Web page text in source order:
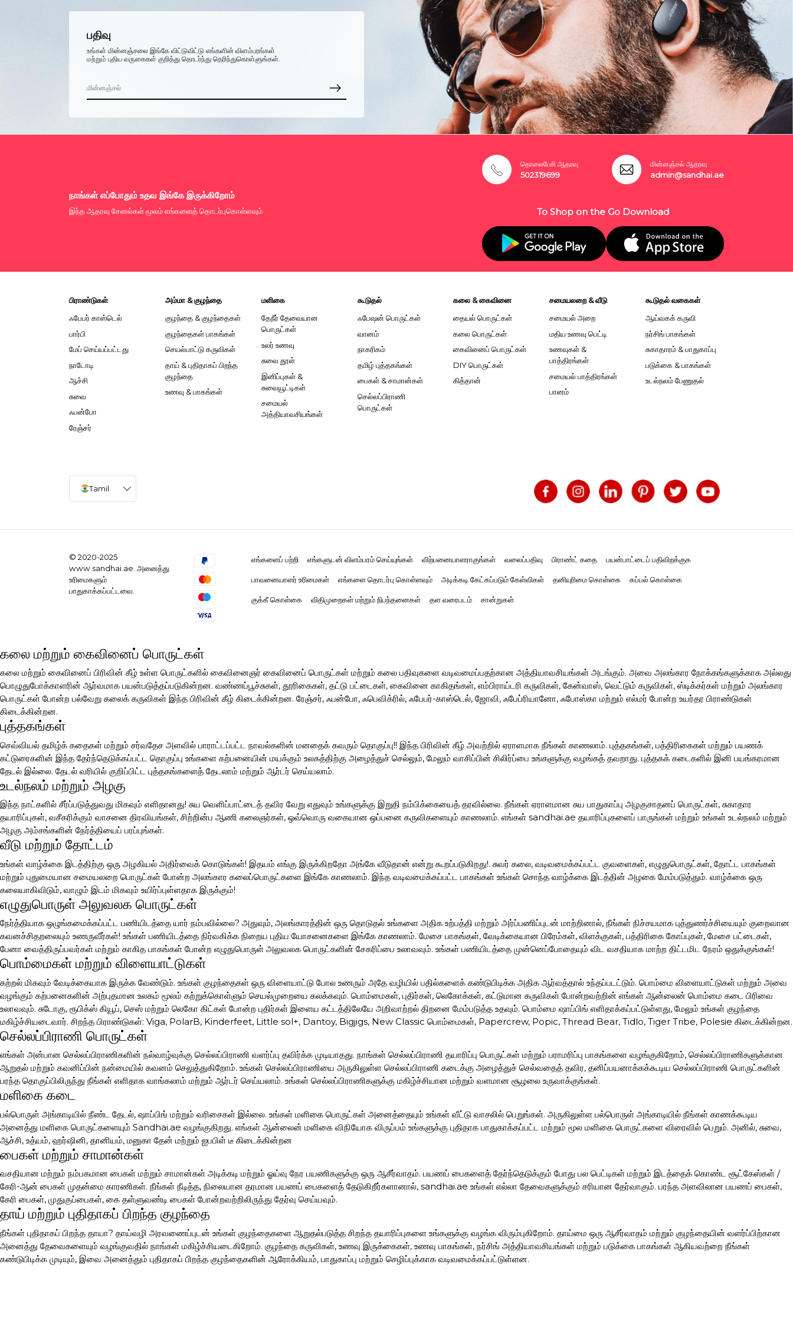
பதிவு
உங்கள் மின்னஞ்சலை இங்கே விட்டுவிட்டு எங்களின் விளம்பரங்கள்
மற்றும் புதிய வருகைகள் குறித்து தொடர்ந்து தெரிந்துகொள்ளுங்கள்.
நாங்கள் எப்போதும் உதவ இங்கே இருக்கிறோம்
இந்த ஆதரவு சேனல்கள் மூலம் எங்களைத் தொடர்புகொள்ளவும்
தொலைபேசி ஆதரவு
502319699
மின்னஞ்சல் ஆதரவு
admin@sandhai.ae
To Shop on the Go Download
பிராண்டுகள்
ஃபேபர் காஸ்டெல்
பார்பி
மேப் செய்யப்பட்டது
நாடோடி
ஆச்சி
சுவை
ஃபன்போ
ரேஞ்சர்
அம்மா & குழந்தை
குழந்தை & குழந்தைகள்
குழந்தைகள் பாகங்கள்
செயல்பாட்டு கருவிகள்
தாய் & புதிதாகப் பிறந்த
குழந்தை
உணவு & பாகங்கள்
மளிகை
தேநீர் தேவையான
பொருட்கள்
உலர் உணவு
சுவை தூள்
இனிப்புகள் &
சுவையூட்டிகள்
சமையல்
அத்தியாவசியங்கள்
கூடுதல்
ஃபேஷன் பொருட்கள்
வானம்
நாகரிகம்
தமிழ் புத்தகங்கள்
பைகள் & சாமான்கள்
செல்லப்பிராணி
பொருட்கள்
கலை & கைவினை
தையல் பொருட்கள்
கலை பொருட்கள்
கைவினைப் பொருட்கள்
DIY பொருட்கள்
கித்தான்
சமையலறை & வீடு
சமையல் அறை
மதிய உணவு பெட்டி
உணவுகள் &
பாத்திரங்கள்
சமையல் பாத்திரங்கள்
பானம்
கூடுதல் வகைகள்
ஆய்வகக் கருவி
நர்சிங் பாகங்கள்
சுகாதாரம் & பாதுகாப்பு
படுக்கை & பாகங்கள்
உடல்நலம் பேணுதல்
Tamil
© 2020-2025
www.sandhai.ae. அனைத்து
உரிமைகளும்
பாதுகாக்கப்பட்டவை.
எங்களைப் பற்றி எங்களுடன் விளம்பரம் செய்யுங்கள் விற்பனையாளராகுங்கள் வலைப்பதிவு பிராண்ட் கதை பயன்பாட்டைப் பதிவிறக்குக
பாவனையாளர் உரிமைகள் எங்களை தொடர்பு கொள்ளவும் அடிக்கடி கேட்கப்படும் கேள்விகள் தனியுரிமை கொள்கை கப்பல் கொள்கை
குக்கீ கொள்கை விதிமுறைகள் மற்றும் நிபந்தனைகள் தள வரைபடம் சான்றுகள்
கலை மற்றும் கைவினைப் பொருட்கள்
கலை மற்றும் கைவினைப் பிரிவின் கீழ் உள்ள பொருட்களில் கைவினைஞர் கைவினைப் பொருட்கள் மற்றும் கலை பதிவுகளை வடிவமைப்பதற்கான அத்தியாவசியங்கள் அடங்கும். அவை அலங்கார நோக்கங்களுக்காக அல்லது
பொழுதுபோக்காளரின் ஆர்வமாக பயன்படுத்தப்படுகின்றன. வண்ணப்பூச்சுகள், தூரிகைகள், தட்டு பட்டைகள், கைவினை காகிதங்கள், எம்பிராய்டரி கருவிகள், கேன்வாஸ், வெட்டும் கருவிகள், ஸ்டிக்கர்கள் மற்றும் அலங்கார
பொருட்கள் போன்ற பல்வேறு கலைக் கருவிகள் இந்த பிரிவின் கீழ் கிடைக்கின்றன. ரேஞ்சர், ஃபன்போ, ஃபெவிக்ரில், ஃபேபர்-காஸ்டெல், ஜோவி, ஃபேப்ரியானோ, ஃபோஸ்கா மற்றும் எல்மர் போன்ற உயர்தர பிராண்டுகள்
கிடைக்கின்றன.
புத்தகங்கள்
செவ்வியல் தமிழ்க் கதைகள் மற்றும் சர்வதேச அளவில் பாராட்டப்பட்ட நாவல்களின் மனதைக் கவரும் தொகுப்பு!! இந்த பிரிவின் கீழ் அவற்றில் ஏராளமாக நீங்கள் காணலாம். புத்தகங்கள், பத்திரிகைகள் மற்றும் பயணக்
கட்டுரைகளின் இந்த தேர்ந்தெடுக்கப்பட்ட தொகுப்பு உங்களை கற்பனையின் மயக்கும் உலகத்திற்கு அழைத்துச் செல்லும், மேலும் வாசிப்பின் சிலிர்ப்பை உங்களுக்கு வழங்கத் தவறாது. புத்தகக் கடைகளில் இனி பயங்கரமான
தேடல் இல்லை. தேடல் வரியில் குறிப்பிட்ட புத்தகங்களைத் தேடலாம் மற்றும் ஆர்டர் செய்யலாம்.
உடல்நலம் மற்றும் அழகு
இந்த நாட்களில் சீர்ப்படுத்துவது மிகவும் எளிதானது! சுய வெளிப்பாட்டைத் தவிர வேறு எதுவும் உங்களுக்கு இறுதி நம்பிக்கையைத் தரவில்லை. நீங்கள் ஏராளமான சுய பாதுகாப்பு அழகுசாதனப் பொருட்கள், சுகாதார
தயாரிப்புகள், வசீகரிக்கும் வாசனை திரவியங்கள், சிற்றின்ப ஆணி கலைஞர்கள், ஒவ்வொரு வகையான ஒப்பனை கருவிகளையும் காணலாம். எங்கள் sandhai.ae தயாரிப்புகளைப் பாருங்கள் மற்றும் உங்கள் உடல்நலம் மற்றும்
அழகு அம்சங்களின் நேர்த்தியைப் பரப்புங்கள்.
வீடு மற்றும் தோட்டம்
உங்கள் வாழ்க்கை இடத்திற்கு ஒரு அழகியல் அதிர்வைக் கொடுங்கள்! இதயம் எங்கு இருக்கிறதோ அங்கே வீடுதான் என்று கூறப்படுகிறது!. சுவர் கலை, வடிவமைக்கப்பட்ட குவளைகள், எழுதுபொருட்கள், தோட்ட பாகங்கள்
மற்றும் புதுமையான சமையலறை பொருட்கள் போன்ற அலங்கார கலைப்பொருட்களை இங்கே காணலாம். இந்த வடிவமைக்கப்பட்ட பாகங்கள் உங்கள் சொந்த வாழ்க்கை இடத்தின் அழகை மேம்படுத்தும். வாழ்க்கை ஒரு
கலையாகிவிடும், வாழும் இடம் மிகவும் உயிர்ப்புள்ளதாக இருக்கும்!
எழுதுபொருள் அலுவலக பொருட்கள்
நேர்த்தியாக ஒழுங்கமைக்கப்பட்ட பணியிடத்தை யார் நம்பவில்லை? அதுவும், அலங்காரத்தின் ஒரு தொடுதல் உங்களை அதிக உற்பத்தி மற்றும் அர்ப்பணிப்புடன் மாற்றினால், நீங்கள் நிச்சயமாக புத்துணர்ச்சியையும் குறைவான
கவனச்சிதறலையும் உணருவீர்கள்! உங்கள் பணியிடத்தை நிர்வகிக்க நிறைய புதிய யோசனைகளை இங்கே காணலாம். மேசை பாகங்கள், வேடிக்கையான பிரேம்கள், விளக்குகள், பத்திரிகை கோப்புகள், மேசை பட்டைகள்,
பேனா வைத்திருப்பவர்கள் மற்றும் காகித பாகங்கள் போன்ற எழுதுபொருள் அலுவலக பொருட்களின் சேகரிப்பை உலாவவும். உங்கள் பணியிடத்தை முன்னெப்போதையும் விட வசதியாக மாற்ற திட்டமிட நேரம் ஒதுக்குங்கள்!
பொம்மைகள் மற்றும் விளையாட்டுகள்
கற்றல் மிகவும் வேடிக்கையாக இருக்க வேண்டும். உங்கள் குழந்தைகள் ஒரு விளையாட்டு போல உணரும் அதே வழியில் பதில்களைக் கண்டுபிடிக்க அதிக ஆர்வத்தால் உந்தப்படட்டும். பொம்மை விளையாட்டுகள் மற்றும் அவை
வழங்கும் கற்பனைகளின் அற்புதமான உலகம் மூலம் கற்றுக்கொள்ளும் செயல்முறையை கலக்கவும். பொம்மைகள், புதிர்கள், லெகோக்கள், கட்டுமான கருவிகள் போன்றவற்றின் எங்கள் ஆன்லைன் பொம்மை கடை பிரிவை
உலாவவும். சுடோகு, ரூபிக்ஸ் கியூப், செஸ் மற்றும் லெகோ கிட்கள் போன்ற புதிர்கள் இளைய கட்டத்திலேயே அறிவாற்றல் திறனை மேம்படுத்த உதவும். பொம்மை ஷாப்பிங் எளிதாக்கப்பட்டுள்ளது, மேலும் உங்கள் குழந்தை
மகிழ்ச்சியடைவார். சிறந்த பிராண்டுகள்: Viga, PolarB, Kinderfeet, Little sol+, Dantoy, Bigjigs, New Classic பொம்மைகள், Papercrew, Popic, Thread Bear, Tidlo, Tiger Tribe, Polesie கிடைக்கின்றன.
செல்லப்பிராணி பொருட்கள்
எங்கள் அன்பான செல்லப்பிராணிகளின் நல்வாழ்வுக்கு செல்லப்பிராணி வளர்ப்பு தவிர்க்க முடியாதது. நாங்கள் செல்லப்பிராணி தயாரிப்பு பொருட்கள் மற்றும் பராமரிப்பு பாகங்களை வழங்குகிறோம், செல்லப்பிராணிகளுக்கான
ஆறுதல் மற்றும் கவனிப்பின் நன்மையில் கவனம் செலுத்துகிறோம். உங்கள் செல்லப்பிராணியை அருகிலுள்ள செல்லப்பிராணி கடைக்கு அழைத்துச் செல்வதைத் தவிர, தனிப்பயனாக்கக்கூடிய செல்லப்பிராணி பொருட்களின்
பரந்த தொகுப்பிலிருந்து நீங்கள் எளிதாக வாங்கலாம் மற்றும் ஆர்டர் செய்யலாம். உங்கள் செல்லப்பிராணிகளுக்கு மகிழ்ச்சியான மற்றும் வளமான சூழலை உருவாக்குங்கள்.
மளிகை கடை
பல்பொருள் அங்காடியில் நீண்ட தேடல், ஷாப்பிங் மற்றும் வரிசைகள் இல்லை. உங்கள் மளிகை பொருட்கள் அனைத்தையும் உங்கள் வீட்டு வாசலில் பெறுங்கள். அருகிலுள்ள பல்பொருள் அங்காடியில் நீங்கள் காணக்கூடிய
அனைத்து மளிகை பொருட்களையும் Sandhai.ae வழங்குகிறது. எங்கள் ஆன்லைன் மளிகை விநியோக விருப்பம் உங்களுக்கு புதிதாக பாதுகாக்கப்பட்ட மற்றும் மூல மளிகை பொருட்களை விரைவில் பெறும். அனில், சுவை,
ஆச்சி, உத்யம், ஹர்ஷினி, தானியம், மனுகா தேன் மற்றும் ஐபபிள் டீ கிடைக்கின்றன
பைகள் மற்றும் சாமான்கள்
வசதியான மற்றும் நம்பகமான பைகள் மற்றும் சாமான்கள் அடிக்கடி மற்றும் ஓய்வு நேர பயணிகளுக்கு ஒரு ஆசீர்வாதம். பயணப் பைகளைத் தேர்ந்தெடுக்கும் போது பல பெட்டிகள் மற்றும் இடத்தைக் கொண்ட சூட்கேஸ்கள் /
கேரி-ஆன் பைகள் முதன்மை காரணிகள். நீங்கள் நீடித்த, நிலையான தரமான பயணப் பைகளைத் தேடுகிறீர்களானால், sandhai.ae உங்கள் எல்லா தேவைகளுக்கும் சரியான தேர்வாகும். பரந்த அளவிலான பயணப் பைகள்,
கேரி பைகள், முதுகுப்பைகள், கை தள்ளுவண்டி பைகள் போன்றவற்றிலிருந்து தேர்வு செய்யவும்.
தாய் மற்றும் புதிதாகப் பிறந்த குழந்தை
நீங்கள் புதிதாகப் பிறந்த தாயா? தாய்வழி அரவணைப்புடன் உங்கள் குழந்தைகளை ஆறுதல்படுத்த சிறந்த தயாரிப்புகளை உங்களுக்கு வழங்க விரும்புகிறோம். தாய்மை ஒரு ஆசீர்வாதம் மற்றும் குழந்தையின் வளர்ப்பிற்கான
அனைத்து தேவைகளையும் வழங்குவதில் நாங்கள் மகிழ்ச்சியடைகிறோம். குழந்தை கருவிகள், உணவு இருக்கைகள், உணவு பாகங்கள், நர்சிங் அத்தியாவசியங்கள் மற்றும் படுக்கை பாகங்கள் ஆகியவற்றை நீங்கள்
கண்டுபிடிக்க முடியும், இவை அனைத்தும் புதிதாகப் பிறந்த குழந்தைகளின் ஆரோக்கியம், பாதுகாப்பு மற்றும் செழிப்புக்காக வடிவமைக்கப்பட்டுள்ளன.